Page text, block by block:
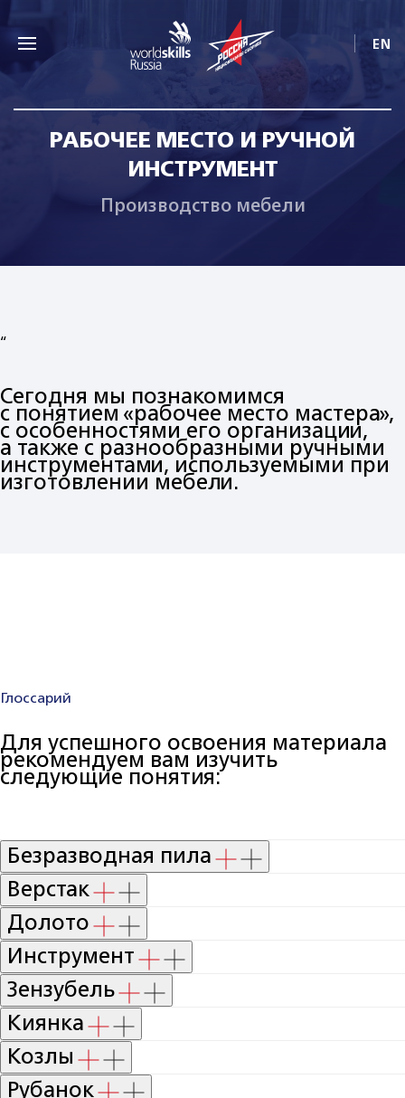
EN
РАБОЧЕЕ МЕСТО И РУЧНОЙ
ИНСТРУМЕНТ
Производство мебели
“
Сегодня мы познакомимся
с понятием «рабочее место мастера»,
с особенностями его организации,
а также с разнообразными ручными
инструментами, используемыми при
изготовлении мебели.
Глоссарий
Для успешного освоения материала
рекомендуем вам изучить
следующие понятия:
Безразводная пила
Верстак
Долото
Инструмент
Зензубель
Киянка
Козлы
Рубанок